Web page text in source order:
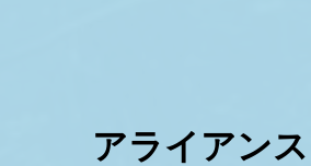
アライアン